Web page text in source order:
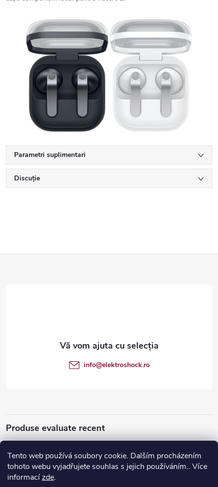
Tento web používá soubory cookie. Dalším procházením
tohoto webu vyjadřujete souhlas s jejich používáním.. Více
informacízde.
Parametri suplimentari
Discuţie
Produse evaluate recent
Apple iPhone SE (2020) 128 GB
info@elektroshock.ro